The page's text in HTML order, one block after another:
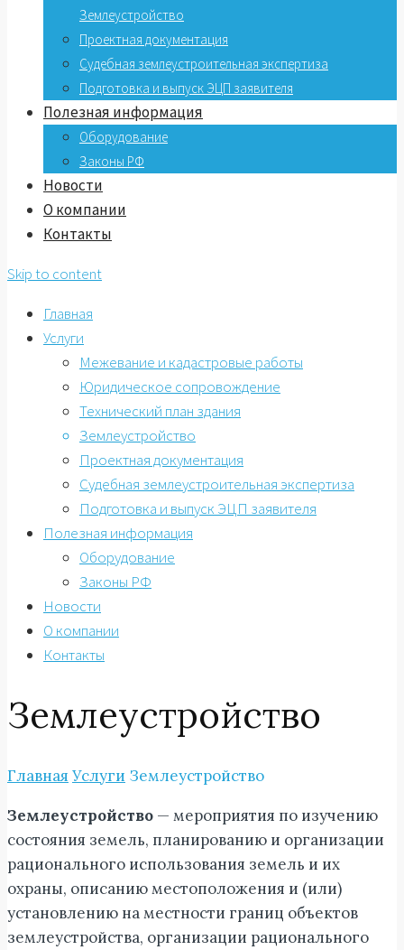
Землеустройство
Проектная документация
Судебная землеустроительная экспертиза
Подготовка и выпуск ЭЦП заявителя
Полезная информация
Оборудование
Законы РФ
Новости
О компании
Контакты
Skip to content
Главная
Услуги
Межевание и кадастровые работы
Юридическое сопровождение
Технический план здания
Землеустройство
Проектная документация
Судебная землеустроительная экспертиза
Подготовка и выпуск ЭЦП заявителя
Полезная информация
Оборудование
Законы РФ
Новости
О компании
Контакты
Землеустройство
Главная Услуги Землеустройство
Землеустройство — мероприятия по изучению
состояния земель, планированию и организации
рационального использования земель и их
охраны, описанию местоположения и (или)
установлению на местности границ объектов
землеустройства, организации рационального